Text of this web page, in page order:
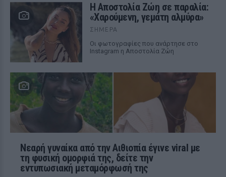
Η Αποστολία Ζώη σε παραλία:
«Χαρούμενη, γεμάτη αλμύρα»
ΣΉΜΕΡΑ
Οι φωτογραφίες που ανάρτησε στο
Instagram η Αποστολία Ζώη
Νεαρή γυναίκα από την Αιθιοπία έγινε viral με
τη φυσική ομορφιά της, δείτε την
εντυπωσιακή μεταμόρφωσή της